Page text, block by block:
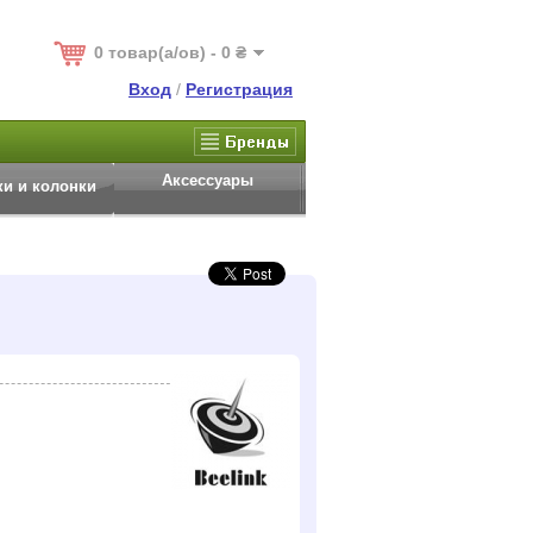
0 товар(а/ов) - 0 ₴
Вход / Регистрация
и колонки Аксессуары